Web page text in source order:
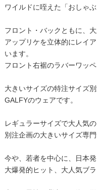
ワイルドに咥えた「おしゃ
フロント・バックともに、
アップリケを立体的にレイ
います。
フロント右裾のラバーワッ
大きいサイズの特注サイズ
GALFYのウェアです。
レギュラーサイズで大人気
別注企画の大きいサイズ専
今や、若者を中心に、日本
大爆発的ヒット、大人気ブ